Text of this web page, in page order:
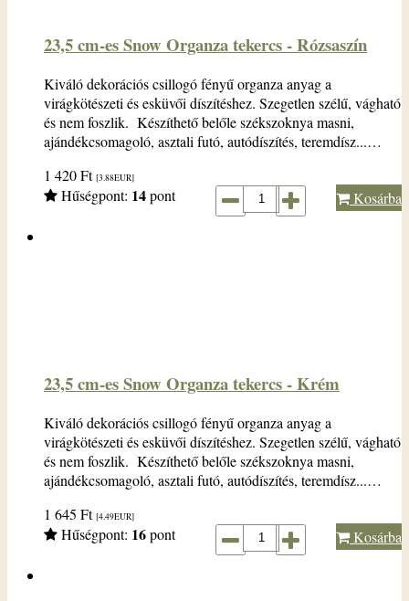
23,5 cm-es Snow Organza tekercs - Rózsaszín
Kiváló dekorációs csillogó fényű organza anyag a
virágkötészeti és esküvői díszítéshez. Szegetlen szélű, vágható
és nem foszlik. Készíthető belőle székszoknya masni,
ajándékcsomagoló, asztali futó, autódíszítés, teremdísz...…
1 420Ft [3.88EUR]
Hűségpont: 14pont Kosárba
23,5 cm-es Snow Organza tekercs - Krém
Kiváló dekorációs csillogó fényű organza anyag a
virágkötészeti és esküvői díszítéshez. Szegetlen szélű, vágható
és nem foszlik. Készíthető belőle székszoknya masni,
ajándékcsomagoló, asztali futó, autódíszítés, teremdísz...…
1 645 Ft [4.49EUR]
Hűségpont: 16pont Kosárba